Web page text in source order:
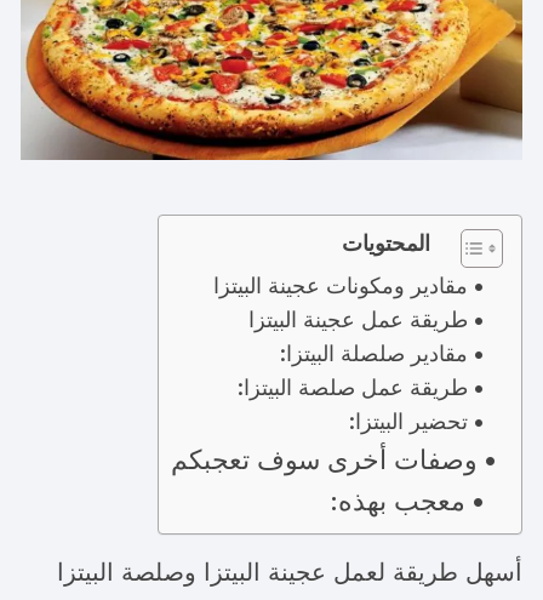
المحتويات
مقادير ومكونات عجينة البيتزا
طريقة عمل عجينة البيتزا
مقادير صلصلة البيتزا:
طريقة عمل صلصة البيتزا:
تحضير البيتزا:
وصفات أخرى سوف تعجبكم
معجب بهذه:
أسهل طريقة لعمل عجينة البيتزا وصلصة البيتزا